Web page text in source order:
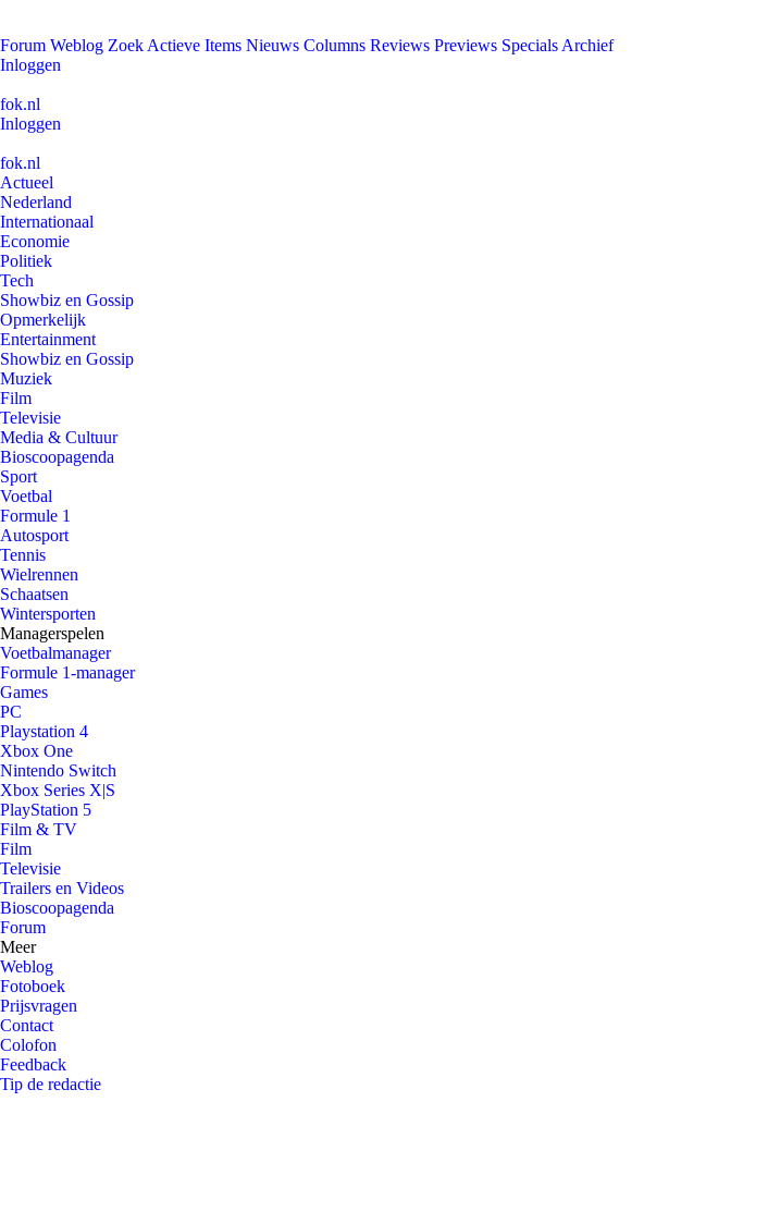
Forum Weblog Zoek Actieve Items Nieuws Columns Reviews Previews Specials Archief
Inloggen
fok.nl
Inloggen
fok.nl
Actueel
Nederland
Internationaal
Economie
Politiek
Tech
Showbiz en Gossip
Opmerkelijk
Entertainment
Showbiz en Gossip
Muziek
Film
Televisie
Media & Cultuur
Bioscoopagenda
Sport
Voetbal
Formule 1
Autosport
Tennis
Wielrennen
Schaatsen
Wintersporten
Managerspelen
Voetbalmanager
Formule 1-manager
Games
PC
Playstation 4
Xbox One
Nintendo Switch
Xbox Series X|S
PlayStation 5
Film & TV
Film
Televisie
Trailers en Videos
Bioscoopagenda
Forum
Meer
Weblog
Fotoboek
Prijsvragen
Contact
Colofon
Feedback
Tip de redactie